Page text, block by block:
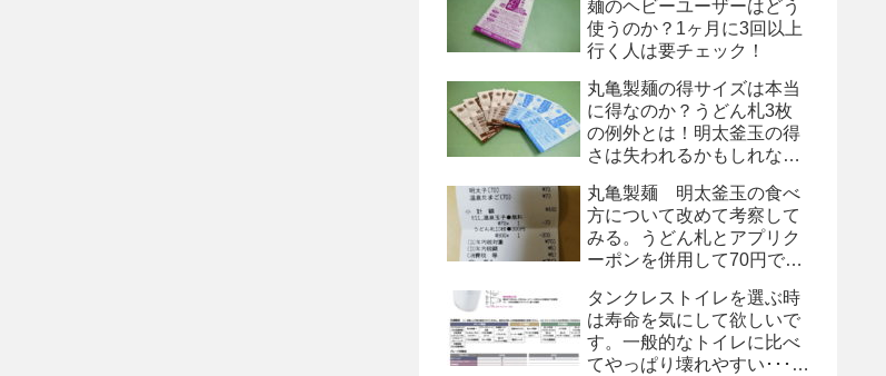
麺のヘビーユーザーはどう
使うのか？1ヶ月に3回以上
行く人は要チェック！
丸亀製麺の得サイズは本当
に得なのか？うどん札3枚
の例外とは！明太釜玉の得
さは失われるかもしれな
丸亀製麺 明太釜玉の食べ
方について改めて考察して
みる。うどん札とアプリク
ーポンを併用して70円で
タンクレストイレを選ぶ時
は寿命を気にして欲しいで
す。一般的なトイレに比べ
てやっぱり壊れやすい･･･。